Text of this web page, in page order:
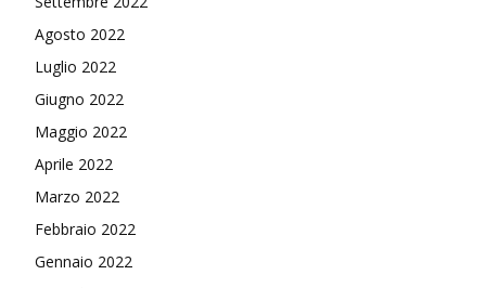
Agosto 2022
Luglio 2022
Giugno 2022
Maggio 2022
Aprile 2022
Marzo 2022
Febbraio 2022
Gennaio 2022